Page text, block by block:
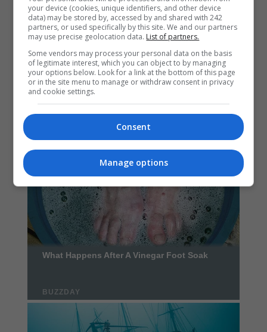
your device (cookies, unique identifiers, and other device
data) may be stored by, accessed by and shared with 242
partners, or used specifically by this site. We and our partners
may use precise geolocation data. List of partners.
Some vendors may process your personal data on the basis
of legitimate interest, which you can object to by managing
your options below. Look for a link at the bottom of this page
or in the site menu to manage or withdraw consent in privacy
and cookie settings.
Consent
Manage options